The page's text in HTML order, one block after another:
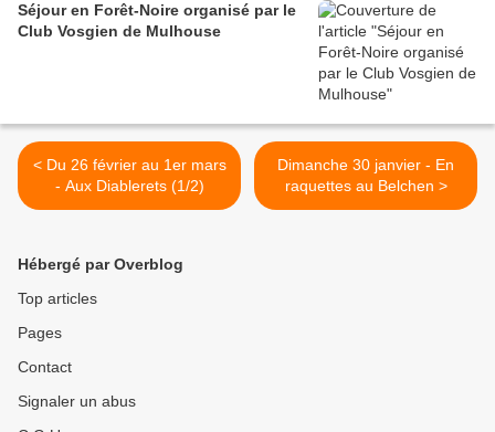
Séjour en Forêt-Noire organisé par le
Club Vosgien de Mulhouse
< Du 26 février au 1er mars
- Aux Diablerets (1/2)
Dimanche 30 janvier - En
raquettes au Belchen >
Hébergé par Overblog
Top articles
Pages
Contact
Signaler un abus